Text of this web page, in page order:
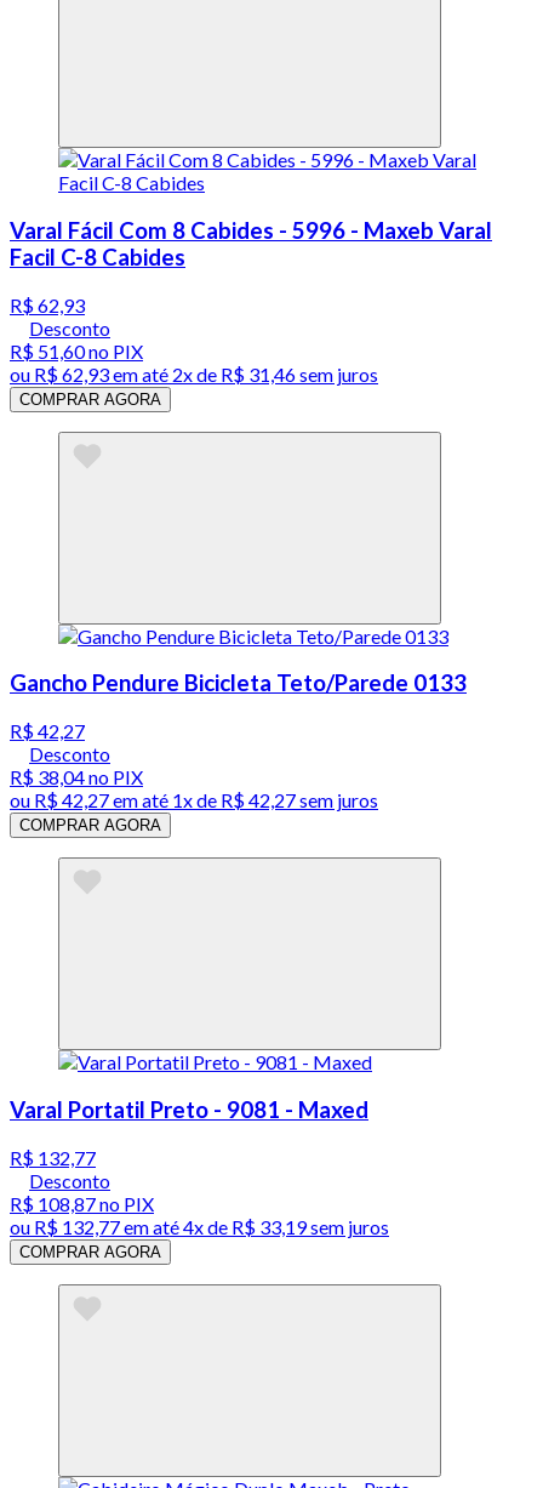
Varal Fácil Com 8 Cabides - 5996 - Maxeb Varal
Facil C-8 Cabides
R$ 62,93
Desconto
R$ 51,60no PIX
ou R$ 62,93em até 2x de R$ 31,46 sem juros
COMPRAR AGORA
Gancho Pendure Bicicleta Teto/Parede 0133
R$ 42,27
Desconto
R$ 38,04no PIX
ou R$ 42,27em até 1x de R$ 42,27sem juros
COMPRAR AGORA
Varal Portatil Preto - 9081 - Maxed
R$ 132,77
Desconto
R$ 108,87no PIX
ou R$ 132,77em até4x de R$ 33,19 sem juros
COMPRAR AGORA